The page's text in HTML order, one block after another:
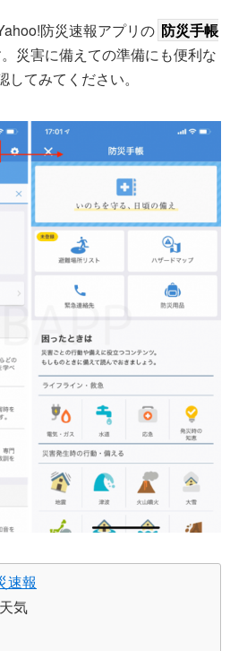
防災速報アプリの 防災手帳
災害に備えての準備にも便利な
てみてください。
速報
気